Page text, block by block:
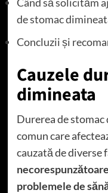
de stomac
Concluzii și
Cauzele
dimineata
Durerea de
comun care
cauzată de diverse
necorespunzătoare
problemele de